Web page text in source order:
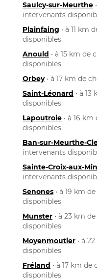
Saulcy-sur-Meurthe
intervenants
Plainfaing • à 11 km
disponibles
Anould • à 15 km de
disponibles
Orbey• à 17 km de
Saint-Léonard • à
disponibles
Lapoutroie • à 16
disponibles
Ban-sur-Meurthe-
intervenants
Sainte-Croix-aux-
intervenants
Senones • à 19 km
disponibles
Munster • à 23 km
disponibles
Moyenmoutier • à
disponibles
Fréland • à 17 km
disponibles